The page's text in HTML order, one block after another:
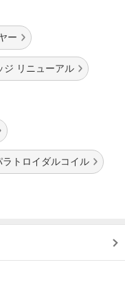
ー
ジ リニューアル
ラトロイダルコイル